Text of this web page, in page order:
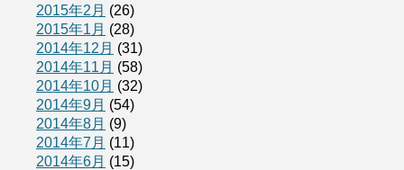
2015年2月 (26)
2015年1月 (28)
2014年12月 (31)
2014年11月 (58)
2014年10月 (32)
2014年9月 (54)
2014年8月 (9)
2014年7月 (11)
2014年6月 (15)